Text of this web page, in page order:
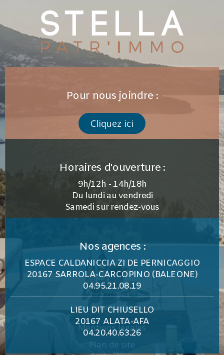
Pour nous joindre :
Cliquez ici
Horaires d'ouverture :
9h/12h - 14h/18h
Du lundi au vendredi
Samedi sur rendez-vous
Nos agences :
ESPACE CALDANICCIA ZI DE PERNICAGGIO
20167 SARROLA-CARCOPINO (BALEONE)
04.95.21.08.19
LIEU DIT CHIUSELLO
20167 ALATA-AFA
04.20.40.63.26
Mentions légales
Plan de site